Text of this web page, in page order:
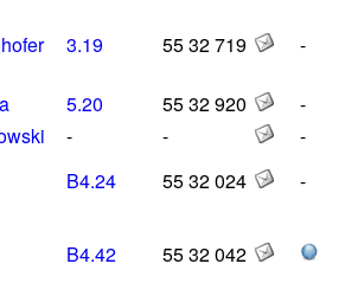
3.19 55 32 719 -
5.20 55 32 920
-
- -
-
B4.24 55 32 024
-
B4.42 55 32 042